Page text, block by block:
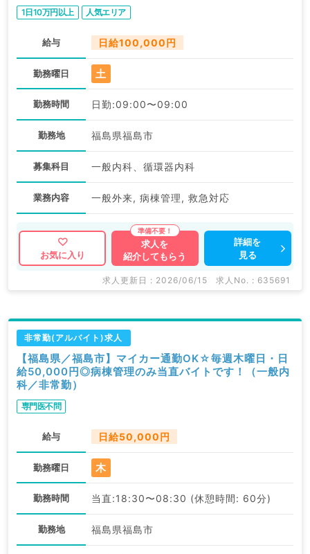
1日10万円以上 人気エリア
給与 日給100,000円
勤務曜日 土
勤務時間 日勤:09:00〜09:00
勤務地 福島県福島市
募集科目 一般内科、循環器内科
業務内容 一般外来, 病棟管理, 救急対応
お気に入り
求人を
紹介してもらう
詳細を
見る
求人更新日 : 2026/06/15 求人No. : 635691
非常勤(アルバイト)求人
【福島県／福島市】マイカー通勤OK☆毎週木曜日・日
給50,000円◎病棟管理のみ当直バイトです！（一般内
科／非常勤）
専門医不問
給与 日給50,000円
勤務曜日 木
勤務時間 当直:18:30〜08:30 (休憩時間: 60分)
勤務地 福島県福島市